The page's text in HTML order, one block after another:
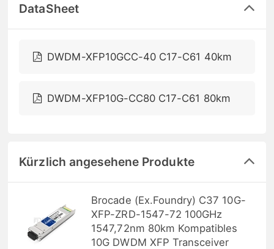
DataSheet
DWDM-XFP10GCC-40 C17-C61 40km
DWDM-XFP10G-CC80 C17-C61 80km
Kürzlich angesehene Produkte
Brocade (Ex.Foundry) C37 10G-
XFP-ZRD-1547-72 100GHz
1547,72nm 80km Kompatibles
10G DWDM XFP Transceiver